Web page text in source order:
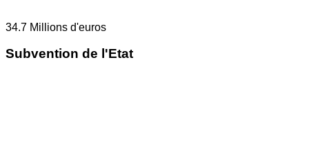
34.7 Millions d'euros
Subvention de l'Etat